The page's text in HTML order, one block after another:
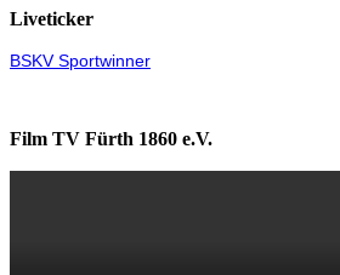
Liveticker
BSKV Sportwinner
Film TV Fürth 1860 e.V.